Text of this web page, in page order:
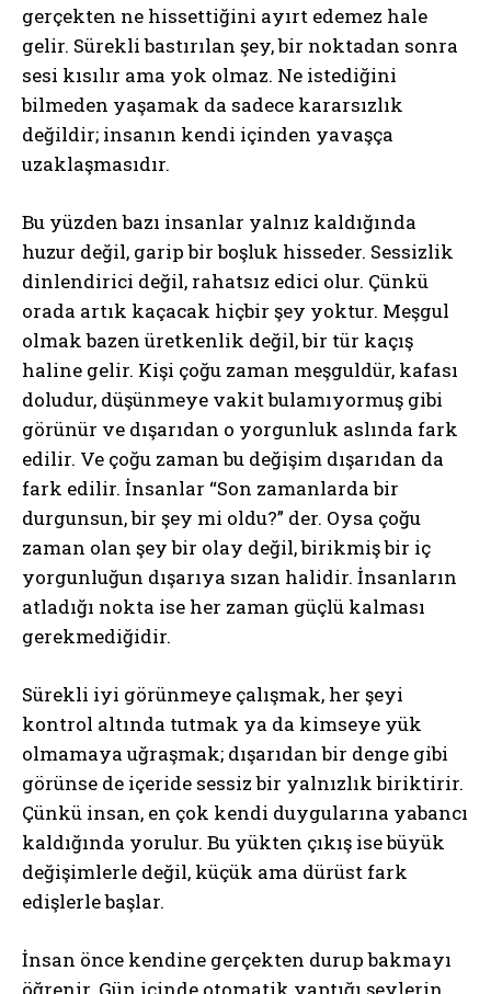
gerçekten ne hissettiğini ayırt edemez hale
gelir. Sürekli bastırılan şey, bir noktadan sonra
sesi kısılır ama yok olmaz. Ne istediğini
bilmeden yaşamak da sadece kararsızlık
değildir; insanın kendi içinden yavaşça
uzaklaşmasıdır.
Bu yüzden bazı insanlar yalnız kaldığında
huzur değil, garip bir boşluk hisseder. Sessizlik
dinlendirici değil, rahatsız edici olur. Çünkü
orada artık kaçacak hiçbir şey yoktur. Meşgul
olmak bazen üretkenlik değil, bir tür kaçış
haline gelir. Kişi çoğu zaman meşguldür, kafası
doludur, düşünmeye vakit bulamıyormuş gibi
görünür ve dışarıdan o yorgunluk aslında fark
edilir. Ve çoğu zaman bu değişim dışarıdan da
fark edilir. İnsanlar “Son zamanlarda bir
durgunsun, bir şey mi oldu?” der. Oysa çoğu
zaman olan şey bir olay değil, birikmiş bir iç
yorgunluğun dışarıya sızan halidir. İnsanların
atladığı nokta ise her zaman güçlü kalması
gerekmediğidir.
Sürekli iyi görünmeye çalışmak, her şeyi
kontrol altında tutmak ya da kimseye yük
olmamaya uğraşmak; dışarıdan bir denge gibi
görünse de içeride sessiz bir yalnızlık biriktirir.
Çünkü insan, en çok kendi duygularına yabancı
kaldığında yorulur. Bu yükten çıkış ise büyük
değişimlerle değil, küçük ama dürüst fark
edişlerle başlar.
İnsan önce kendine gerçekten durup bakmayı
öğrenir. Gün içinde otomatik yaptığı şeylerin